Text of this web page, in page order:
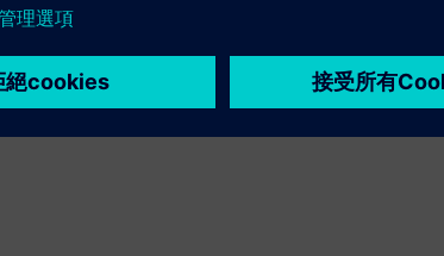
您可以同時通過一個應用程序實例連接多達 3 個不同
的數據庫！